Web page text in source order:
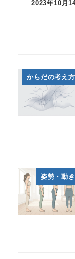
2023年10月
からだの考え方
姿勢・動き